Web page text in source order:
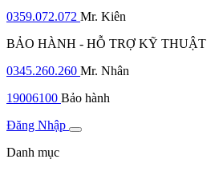
0359.072.072 Mr. Kiên
BẢO HÀNH - HỖ TRỢ KỸ THUẬT
0345.260.260 Mr. Nhân
19006100 Bảo hành
Đăng Nhập
Danh mục